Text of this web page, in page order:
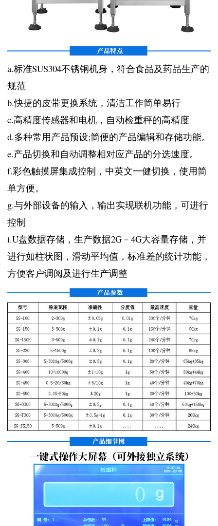
a.标准SUS304不锈钢机身，符合食品及药品生产的
规范
b.快捷的皮带更换系统，清洁工作简单易行
c.高精度传感器和电机，自动检重秤的高精度
d.多种常用产品预设;简便的产品编辑和存储功能。
e.产品切换和自动调整相对应产品的分选速度。
f.彩色触摸屏集成控制，中英文一健切换，使用简
单方便。
g.与外部设备的输入，输出实现联机功能，可进行
控制
i.U盘数据存储，生产数据2G－4G大容量存储，并
进行如柱状图，滑动平均值，标准差的统计功能，
方便客户调阅及进行生产调整